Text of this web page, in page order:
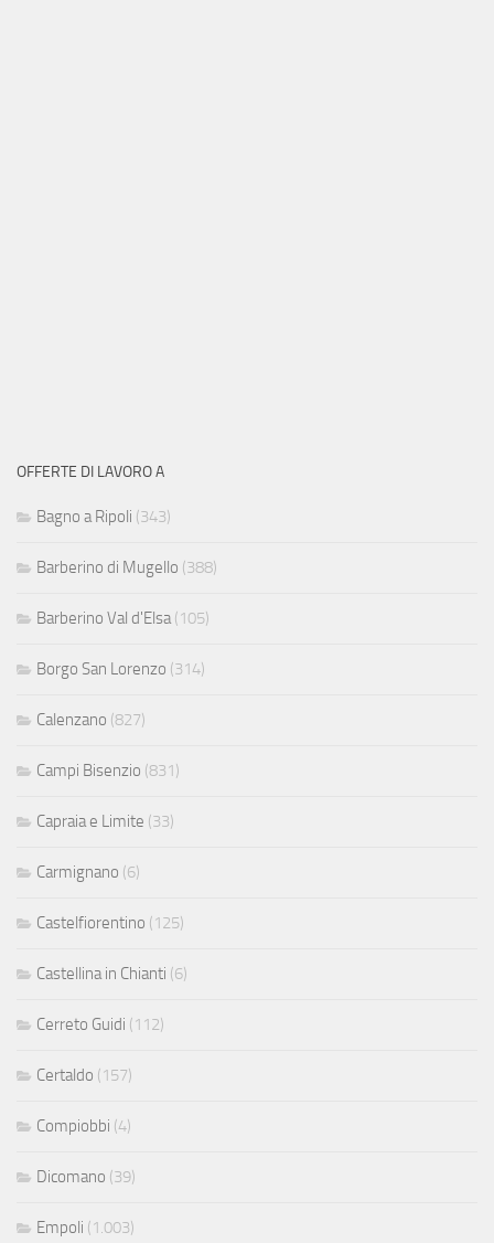
OFFERTE DI LAVORO A
Bagno a Ripoli (343)
Barberino di Mugello (388)
Barberino Val d'Elsa(105)
Borgo San Lorenzo (314)
Calenzano (827)
Campi Bisenzio (831)
Capraia e Limite (33)
Carmignano (6)
Castelfiorentino (125)
Castellina in Chianti (6)
Cerreto Guidi (112)
Certaldo (157)
Compiobbi (4)
Dicomano (39)
Empoli (1.003)